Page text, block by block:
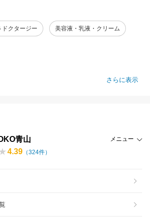
ドクタージー 美容液・乳液・クリーム
さらに表示
青山 メニュー
4.39 （324件）